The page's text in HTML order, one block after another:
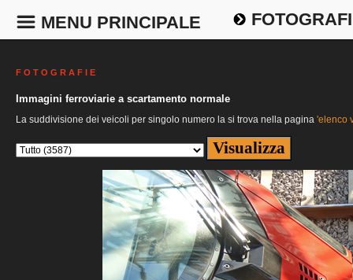
MENU PRINCIPALE
F O T O G R A F I E
Immagini ferroviarie a scartamento normale
La suddivisione dei veicoli per singolo numero la si trova nella pagina 'elenco